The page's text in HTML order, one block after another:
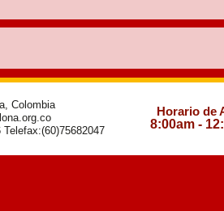
Colombia
Telefax:(60)75682047
Horario de
8:00am -